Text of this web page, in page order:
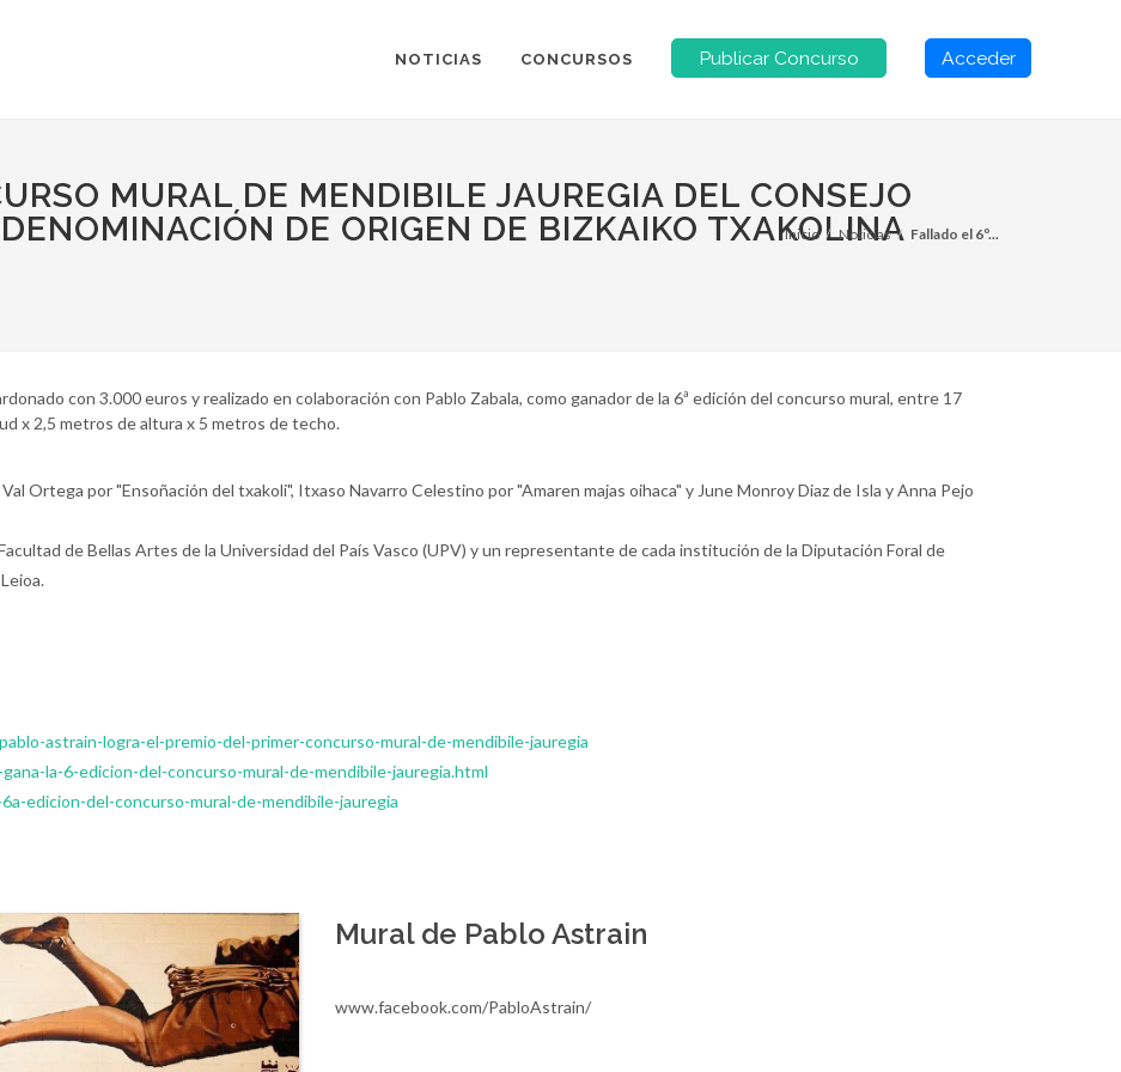
NOTICIAS CONCURSOS Publicar Concurso Acceder
MURAL DE MENDIBILE JAUREGIA DEL CONSEJO
DE ORIGEN DE BIZKAIKO TXAKOLINA
Inicio Noticias Fallado el 6º...
con 3.000 euros y realizado en colaboración con Pablo Zabala, como ganador de la 6ª edición del concurso mural, entre 17
x 2,5 metros de altura x 5 metros de techo.
Ortega por "Ensoñación del txakoli", Itxaso Navarro Celestino por "Amaren majas oihaca" y June Monroy Diaz de Isla y Anna Pejo
de Bellas Artes de la Universidad del País Vasco (UPV) y un representante de cada institución de la Diputación Foral de
astrain-logra-el-premio-del-primer-concurso-mural-de-mendibile-jauregia
la-6-edicion-del-concurso-mural-de-mendibile-jauregia.html
edicion-del-concurso-mural-de-mendibile-jauregia
Mural de Pablo Astrain
www.facebook.com/PabloAstrain/